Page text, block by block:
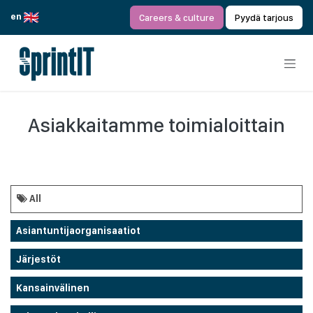
en
Careers & culture Pyydä tarjous
Asiakkaitamme toimialoittain
All
Asiantuntijaorganisaatiot
Järjestöt
Kansainvälinen